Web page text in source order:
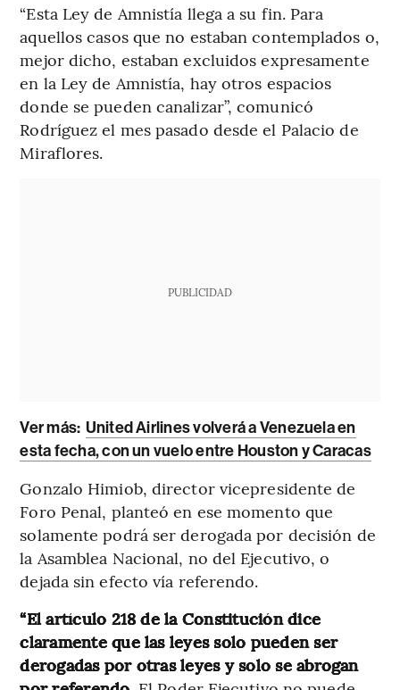
“Esta Ley de Amnistía llega a su fin. Para
aquellos casos que no estaban contemplados o,
mejor dicho, estaban excluidos expresamente
en la Ley de Amnistía, hay otros espacios
donde se pueden canalizar”, comunicó
Rodríguez el mes pasado desde el Palacio de
Miraflores.
PUBLICIDAD
Ver más: United Airlines volverá a Venezuela en
esta fecha, con un vuelo entre Houston y Caracas
Gonzalo Himiob, director vicepresidente de
Foro Penal, planteó en ese momento que
solamente podrá ser derogada por decisión de
la Asamblea Nacional, no del Ejecutivo, o
dejada sin efecto vía referendo.
“El artículo 218 de la Constitución dice
claramente que las leyes solo pueden ser
derogadas por otras leyes y solo se abrogan